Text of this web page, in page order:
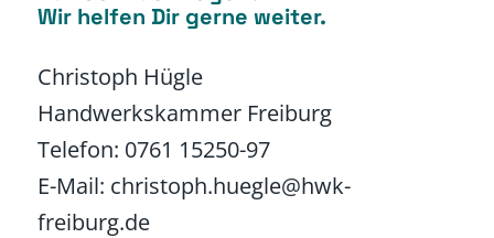
Wir helfen Dir gerne weiter.
Christoph Hügle
Handwerkskammer Freiburg
Telefon: 0761 15250-97
E-Mail: christoph.huegle@hwk-
freiburg.de